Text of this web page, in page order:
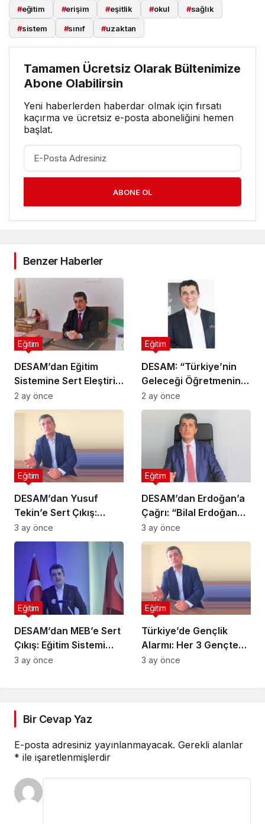
#eğitim #erişim #eşitlik #okul #sağlık
#sistem #sınıf #uzaktan
Tamamen Ücretsiz Olarak Bültenimize
Abone Olabilirsin
Yeni haberlerden haberdar olmak için fırsatı
kaçırma ve ücretsiz e-posta aboneliğini hemen
başlat.
ABONE OL
Benzer Haberler
DESAM’dan Eğitim
Sistemine Sert Eleştiri:
“Türkiye Sınav
Cumhuriyeti Değil,
Yetenek Cumhuriyeti
Olmalı”
Eğitim
2 ay önce
DESAM: “Türkiye’nin
Geleceği Öğretmeninin
Niteliği Kadar
Güçlüdür”
Eğitim
2 ay önce
DESAM’dan Yusuf
Tekin’e Sert Çıkış:
“Kelime Oyunlarıyla
Eğitimdeki Çöküş
Gizlenemez”
Eğitim
3 ay önce
DESAM’dan Erdoğan’a
Çağrı: “Bilal Erdoğan
Milli Eğitim Bakanı
Yapılsın”
Eğitim
3 ay önce
DESAM’dan MEB’e Sert
Çıkış: Eğitim Sistemi
Dershanelere Teslim
Eğitim
3 ay önce
Türkiye’de Gençlik
Alarmı: Her 3 Gençten
Biri Sistem Dışında
Eğitim
3 ay önce
Bir Cevap Yaz
E-posta adresiniz yayınlanmayacak. Gerekli alanlar
* ile işaretlenmişlerdir